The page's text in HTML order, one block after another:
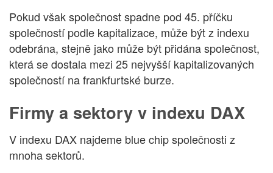
Pokud však společnost spadne pod 45. příčku
společností podle kapitalizace, může být z indexu
odebrána, stejně jako může být přidána společnost,
která se dostala mezi 25 nejvyšší kapitalizovaných
společností na frankfurtské burze.
Firmy a sektory v indexu DAX
V indexu DAX najdeme blue chip společnosti z
mnoha sektorů.